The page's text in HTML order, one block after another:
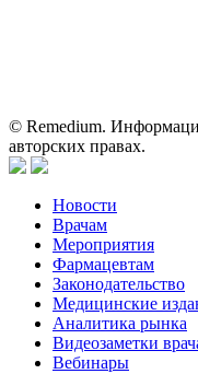
© Remedium.
авторских правах.
Новости
Врачам
Мероприятия
Фармацевтам
Законодательство
Медицинские
Аналитика рынка
Видеозаметки
Вебинары